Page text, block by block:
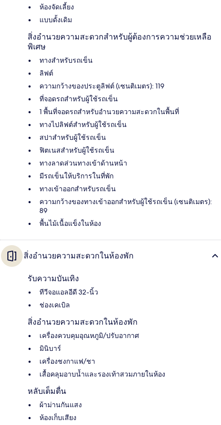
ห้องจัดเลี้ยง
แบบดั้งเดิม
สิ่งอำนวยความสะดวกสำหรับผู้ต้องการความช่วยเหลือ
พิเศษ
ทางสำหรับรถเข็น
ลิฟต์
ความกว้างของประตูลิฟต์ (เซนติเมตร): 119
ที่จอดรถสำหรับผู้ใช้รถเข็น
1 พื้นที่จอดรถสำหรับอำนวยความสะดวกในพื้นที่
ทางไปลิฟต์สำหรับผู้ใช้รถเข็น
สปาสำหรับผู้ใช้รถเข็น
ฟิตเนสสำหรับผู้ใช้รถเข็น
ทางลาดส่วนทางเข้าด้านหน้า
มีรถเข็นให้บริการในที่พัก
ทางเข้าออกสำหรับรถเข็น
ความกว้างของทางเข้าออกสำหรับผู้ใช้รถเข็น (เซนติเมตร):
89
พื้นไม้เนื้อแข็งในห้อง
สิ่งอำนวยความสะดวกในห้องพัก
รับความบันเทิง
ทีวีจอแอลอีดี 32-นิ้ว
ช่องเคเบิล
สิ่งอำนวยความสะดวกในห้องพัก
เครื่องควบคุมอุณหภูมิ/ปรับอากาศ
มินิบาร์
เครื่องชงกาแฟ/ชา
เสื้อคลุมอาบน้ำและรองเท้าสวมภายในห้อง
หลับเต็มตื่น
ผ้าม่านกันแสง
ห้องเก็บเสียง